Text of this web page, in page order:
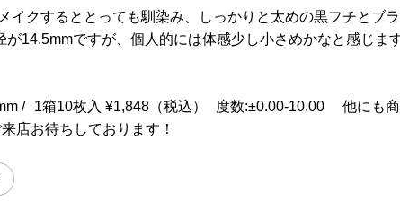
イクするととっても馴染み、しっかりと太めの黒フチとブ
14.5mmですが、個人的には体感少し小さめかなと感じま
/ 1箱10枚入 ¥1,848（税込） 度数:±0.00-10.00 他にも商
店お待ちしております！